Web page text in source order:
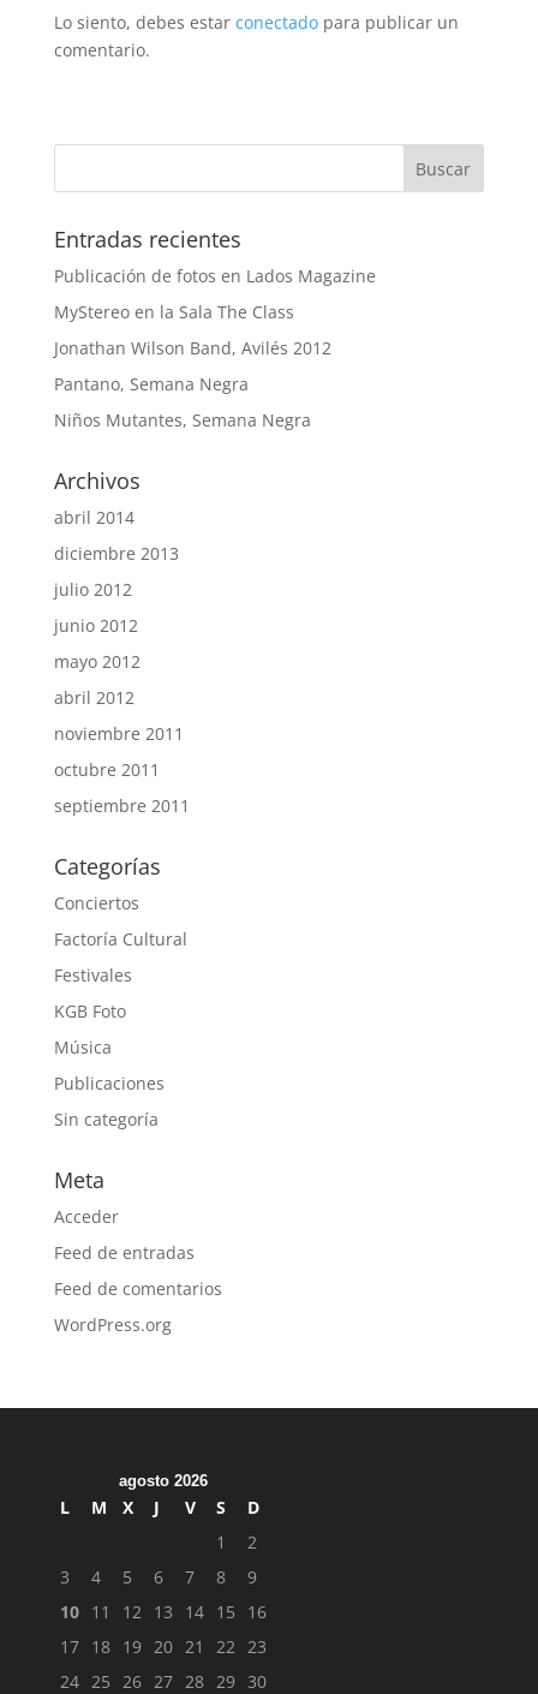
Lo siento, debes estar conectadopara publicar un
comentario.
Entradas recientes
Publicación de fotos en Lados Magazine
MyStereo en la Sala The Class
Jonathan Wilson Band, Avilés 2012
Pantano, Semana Negra
Niños Mutantes, Semana Negra
Archivos
abril 2014
diciembre 2013
julio 2012
junio 2012
mayo 2012
abril 2012
noviembre 2011
octubre 2011
septiembre 2011
Categorías
Conciertos
Factoría Cultural
Festivales
KGB Foto
Música
Publicaciones
Sin categoría
Meta
Acceder
Feed de entradas
Feed de comentarios
WordPress.org
agosto 2026
L M X J V S
D
1
2
3
4 5 6 7 8
9
10 11 12 13 14 15
16
17 18 19 20 21 22 23
24 25 26 27 28 29 30